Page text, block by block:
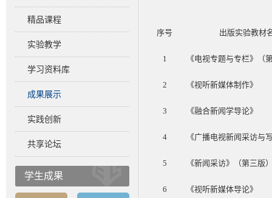
精品课程
实验教学
学习资料库
成果展示
实践创新
共享论坛
学生成果
序号 出版实验教材
1 《电视专题与专栏》（
2 《视听新媒体制作》
3 《融合新闻学导论》
4 《广播电视新闻采访与
5 《新闻采访》（第三版
6 《视听新媒体导论》